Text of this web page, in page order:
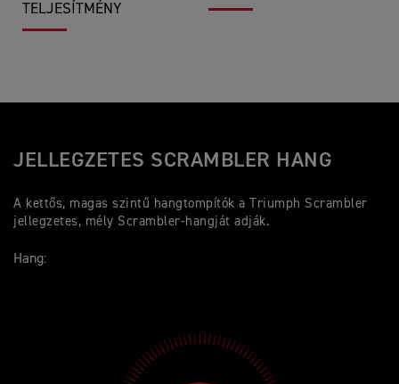
TELJESÍTMÉNY
JELLEGZETES SCRAMBLER HANG
A kettős, magas szintű hangtompítók a Triumph Scrambler
jellegzetes, mély Scrambler-hangját adják.
Hang: